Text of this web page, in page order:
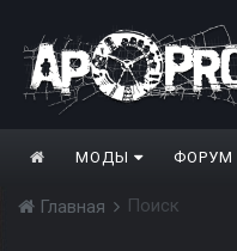
МОДЫ ФОРУМ
Главная Поиск